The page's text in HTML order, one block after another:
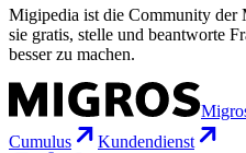
Migipedia ist die Community der
sie gratis, stelle und beantworte
besser zu machen.
Cumulus
Kundendienst